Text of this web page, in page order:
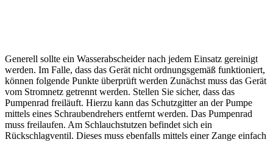
Generell sollte ein Wasserabscheider nach jedem Einsatz gereinigt
werden. Im Falle, dass das Gerät nicht ordnungsgemäß funktioniert,
können folgende Punkte überprüft werden Zunächst muss das Gerät
vom Stromnetz getrennt werden. Stellen Sie sicher, dass das
Pumpenrad freiläuft. Hierzu kann das Schutzgitter an der Pumpe
mittels eines Schraubendrehers entfernt werden. Das Pumpenrad
muss freilaufen. Am Schlauchstutzen befindet sich ein
Rückschlagventil. Dieses muss ebenfalls mittels einer Zange einfach